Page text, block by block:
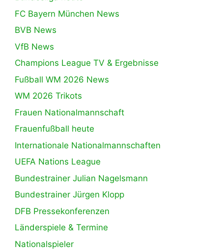
FC Bayern München News
BVB News
VfB News
Champions League TV & Ergebnisse
Fußball WM 2026 News
WM 2026 Trikots
Frauen Nationalmannschaft
Frauenfußball heute
Internationale Nationalmannschaften
UEFA Nations League
Bundestrainer Julian Nagelsmann
Bundestrainer Jürgen Klopp
DFB Pressekonferenzen
Länderspiele & Termine
Nationalspieler